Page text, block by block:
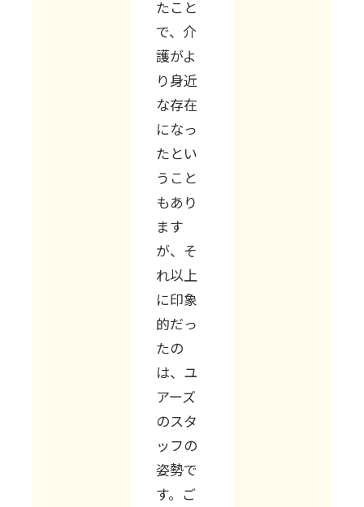
たこと
で、介
護がよ
り身近
な存在
になっ
たとい
うこと
もあり
ます
が、そ
れ以上
に印象
的だっ
たの
は、ユ
アーズ
のスタ
ッフの
姿勢で
す。ご